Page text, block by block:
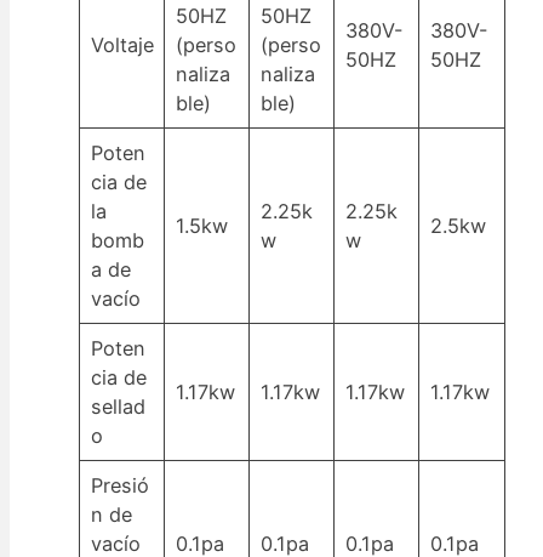
Voltaje
50HZ
(perso
naliza
ble)
50HZ
(perso
naliza
ble)
380V-
50HZ
380V-
50HZ
Poten
cia de
la
bomb
a de
vacío
1.5kw
2.25k
w
2.25k
w
2.5kw
Poten
cia de
sellad
o
1.17kw 1.17kw 1.17kw 1.17kw
Presió
n de
vacío
0.1pa 0.1pa 0.1pa 0.1pa